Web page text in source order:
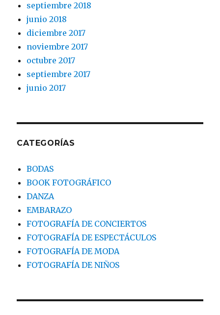
septiembre 2018
junio 2018
diciembre 2017
noviembre 2017
octubre 2017
septiembre 2017
junio 2017
CATEGORÍAS
BODAS
BOOK FOTOGRÁFICO
DANZA
EMBARAZO
FOTOGRAFÍA DE CONCIERTOS
FOTOGRAFÍA DE ESPECTÁCULOS
FOTOGRAFÍA DE MODA
FOTOGRAFÍA DE NIÑOS